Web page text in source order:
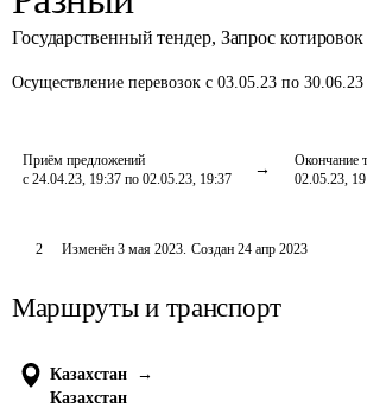
Государственный тендер, Запрос котировок
Осуществление перевозок с 03.05.23 по 30.06.23
Приём предложений
с 24.04.23, 19:37 по 02.05.23, 19:37
Окончание
02.05.23,
2 Изменён 3 мая 2023. Создан 24 апр 2023
Маршруты и транспорт
Казахстан
→
Казахстан